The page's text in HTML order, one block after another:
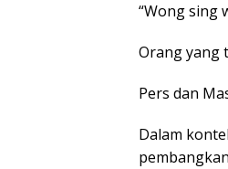
“Wong sing
Orang yang
Pers dan
Dalam